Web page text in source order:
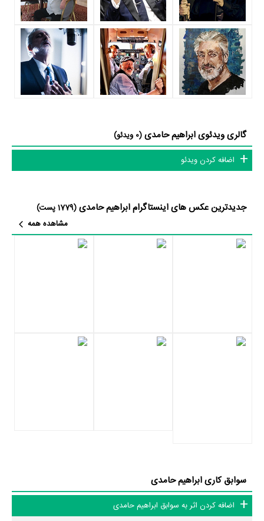
گالری ویدئوی ابراهیم حامدی(0 ویدئو)
اضافه کردن ویدئو
جدیدترین عکس های اینستاگرام ابراهیم حامدی(1779 پست)
مشاهده همه
سوابق کاری ابراهیم حامدی
اضافه کردن اثر به سوابق ابراهیم حامدی